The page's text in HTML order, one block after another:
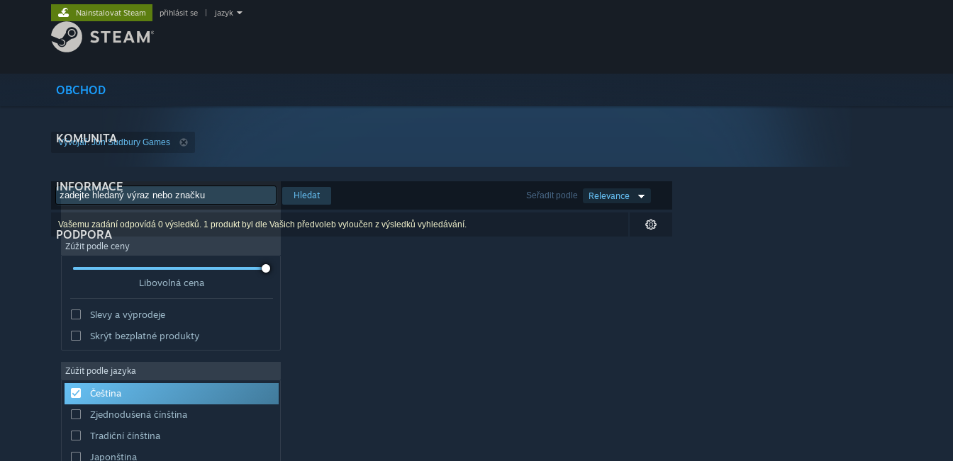
OBCHOD
KOMUNITA
INFORMACE
PODPORA
Nainstalovat Steam přihlásit se jazyk
Vývojář: Jon Sudbury Games
Seřadit podle Relevance
Hledat
Vašemu zadání odpovídá 0 výsledků. 1 produkt byl dle Vašich předvoleb vyloučen z výsledků vyhledávání.
Zúžit podle ceny
Libovolná cena
Slevy a výprodeje
Skrýt bezplatné produkty
Zúžit podle jazyka
Čeština
Zjednodušená čínština
Tradiční čínština
Japonština